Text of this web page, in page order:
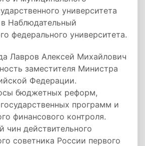
университета
Наблюдательный
федерального университета.
Лавров Алексей Михайлович
заместителя Министра
Федерации.
бюджетных реформ,
программ и
финансового контроля.
чин действительного
советника России первого